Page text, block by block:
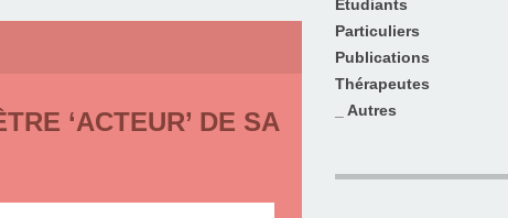
‘ACTEUR’ DE SA
Etudiants
Particuliers
Publications
Thérapeutes
_ Autres